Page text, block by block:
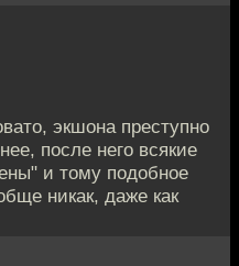
экшона преступно
после него всякие
и тому подобное
никак, даже как